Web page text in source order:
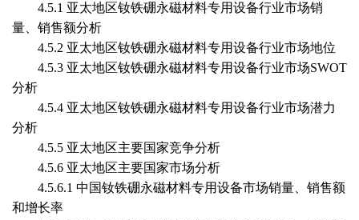
4.5.1 亚太地区钕铁硼永磁材料专用设备行业市场销
量、销售额分析
4.5.2 亚太地区钕铁硼永磁材料专用设备行业市场地位
4.5.3 亚太地区钕铁硼永磁材料专用设备行业市场SWOT
分析
4.5.4 亚太地区钕铁硼永磁材料专用设备行业市场潜力
分析
4.5.5 亚太地区主要国家竞争分析
4.5.6 亚太地区主要国家市场分析
4.5.6.1 中国钕铁硼永磁材料专用设备市场销量、销售额
和增长率